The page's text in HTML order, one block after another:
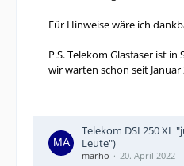
Für Hinweise wäre ich
P.S. Telekom Glasfaser ist
wir warten schon seit Januar
Telekom DSL250 XL
Leute")
marho 20. April 2022